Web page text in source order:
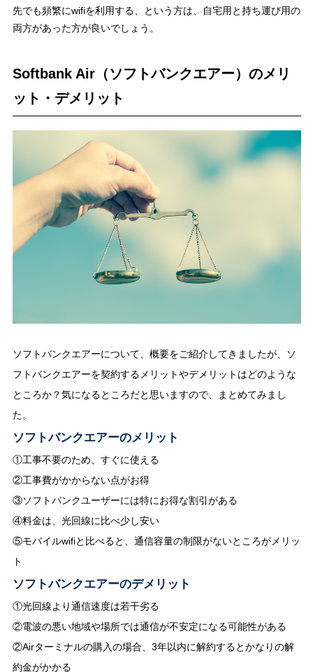
先でも頻繁にwifiを利用する、という方は、自宅用と持ち運び用の
両方があった方が良いでしょう。
Softbank Air（ソフトバンクエアー）のメリ
ット・デメリット
ソフトバンクエアーについて、概要をご紹介してきましたが、ソ
フトバンクエアーを契約するメリットやデメリットはどのような
ところか？気になるところだと思いますので、まとめてみまし
た。
ソフトバンクエアーのメリット
①工事不要のため、すぐに使える
②工事費がかからない点がお得
③ソフトバンクユーザーには特にお得な割引がある
④料金は、光回線に比べ少し安い
⑤モバイルwifiと比べると、通信容量の制限がないところがメリッ
ト
ソフトバンクエアーのデメリット
①光回線より通信速度は若干劣る
②電波の悪い地域や場所では通信が不安定になる可能性がある
②Airターミナルの購入の場合、3年以内に解約するとかなりの解
約金がかかる